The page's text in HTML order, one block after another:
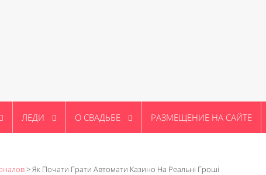
ЛЕДИ О СВАДЬБЕ РАЗМЕЩЕНИЕ НА САЙТЕ
>Як Почати Грати Автомати Казино На Реальні Гроші